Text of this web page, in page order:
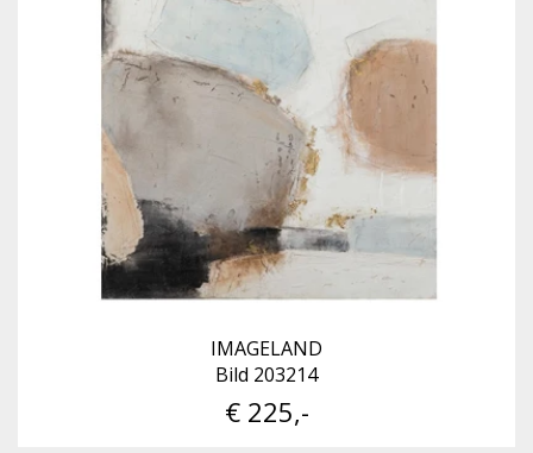
IMAGELAND
Bild 203214
€ 225,-